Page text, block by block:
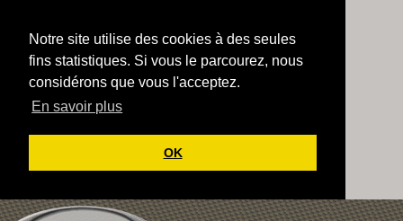
Notre site utilise des cookies à des seules
fins statistiques. Si vous le parcourez, nous
considérons que vous l'acceptez.
En savoir plus
OK